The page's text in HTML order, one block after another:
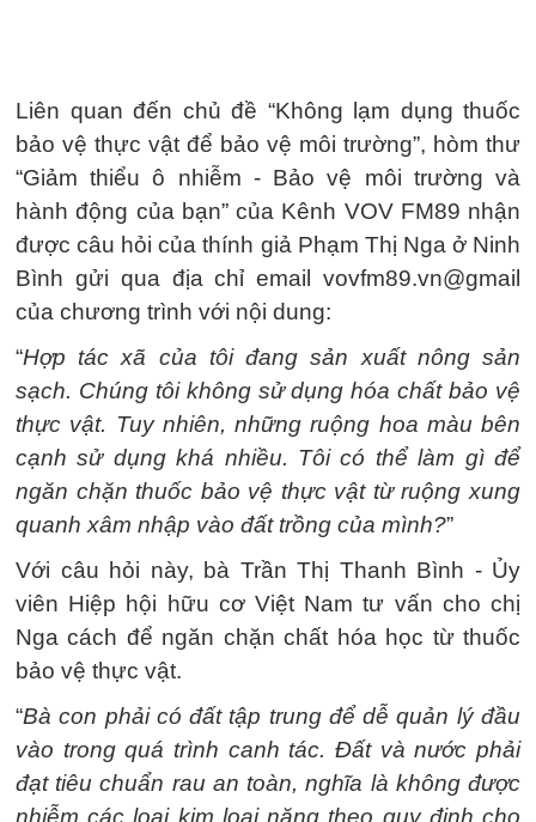
Liên quan đến chủ đề “Không lạm dụng thuốc
bảo vệ thực vật để bảo vệ môi trường”, hòm thư
“Giảm thiểu ô nhiễm - Bảo vệ môi trường và
hành động của bạn” của Kênh VOV FM89 nhận
được câu hỏi của thính giả Phạm Thị Nga ở Ninh
Bình gửi qua địa chỉ email vovfm89.vn@gmail
của chương trình với nội dung:
“Hợp tác xã của tôi đang sản xuất nông sản
sạch. Chúng tôi không sử dụng hóa chất bảo vệ
thực vật. Tuy nhiên, những ruộng hoa màu bên
cạnh sử dụng khá nhiều. Tôi có thể làm gì để
ngăn chặn thuốc bảo vệ thực vật từ ruộng xung
quanh xâm nhập vào đất trồng của mình?”
Với câu hỏi này, bà Trần Thị Thanh Bình - Ủy
viên Hiệp hội hữu cơ Việt Nam tư vấn cho chị
Nga cách để ngăn chặn chất hóa học từ thuốc
bảo vệ thực vật.
“Bà con phải có đất tập trung để dễ quản lý đầu
vào trong quá trình canh tác. Đất và nước phải
đạt tiêu chuẩn rau an toàn, nghĩa là không được
nhiễm các loại kim loại nặng theo quy định cho